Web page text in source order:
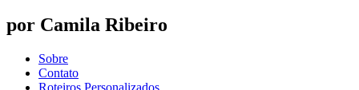
por Camila Ribeiro
Sobre
Contato
Roteiros Personalizados